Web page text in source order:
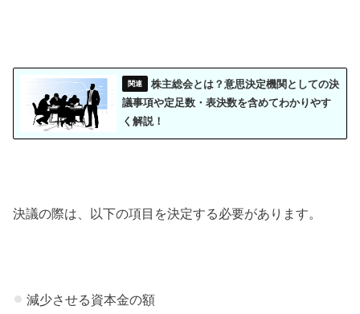
株主総会とは？意思決定機関としての決
議事項や定足数・表決数を含めてわかりやす
く解説！
決議の際は、以下の項目を決定する必要があります。
減少させる資本金の額